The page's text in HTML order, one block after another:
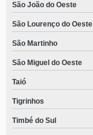
São João do Oeste
São Lourenço do Oeste
São Martinho
São Miguel do Oeste
Taió
Tigrinhos
Timbé do Sul